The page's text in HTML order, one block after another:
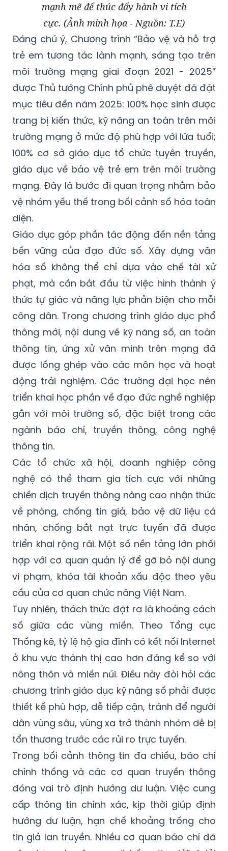
mạnh mẽ để thúc đẩy hành vi tích
cực. (Ảnh minh họa - Nguồn: T.E)
Đáng chú ý, Chương trình “Bảo vệ và hỗ trợ
trẻ em tương tác lành mạnh, sáng tạo trên
môi trường mạng giai đoạn 2021 - 2025”
được Thủ tướng Chính phủ phê duyệt đã đặt
mục tiêu đến năm 2025: 100% học sinh được
trang bị kiến thức, kỹ năng an toàn trên môi
trường mạng ở mức độ phù hợp với lứa tuổi;
100% cơ sở giáo dục tổ chức tuyên truyền,
giáo dục về bảo vệ trẻ em trên môi trường
mạng. Đây là bước đi quan trọng nhằm bảo
vệ nhóm yếu thế trong bối cảnh số hóa toàn
diện.
Giáo dục góp phần tác động đến nền tảng
bền vững của đạo đức số. Xây dựng văn
hóa số không thể chỉ dựa vào chế tài xử
phạt, mà cần bắt đầu từ việc hình thành ý
thức tự giác và năng lực phản biện cho mỗi
công dân. Trong chương trình giáo dục phổ
thông mới, nội dung về kỹ năng số, an toàn
thông tin, ứng xử văn minh trên mạng đã
được lồng ghép vào các môn học và hoạt
động trải nghiệm. Các trường đại học nên
triển khai học phần về đạo đức nghề nghiệp
gắn với môi trường số, đặc biệt trong các
ngành báo chí, truyền thông, công nghệ
thông tin.
Các tổ chức xã hội, doanh nghiệp công
nghệ có thể tham gia tích cực với những
chiến dịch truyền thông nâng cao nhận thức
về phòng, chống tin giả, bảo vệ dữ liệu cá
nhân, chống bắt nạt trực tuyến đã được
triển khai rộng rãi. Một số nền tảng lớn phối
hợp với cơ quan quản lý để gỡ bỏ nội dung
vi phạm, khóa tài khoản xấu độc theo yêu
cầu của cơ quan chức năng Việt Nam.
Tuy nhiên, thách thức đặt ra là khoảng cách
số giữa các vùng miền. Theo Tổng cục
Thống kê, tỷ lệ hộ gia đình có kết nối Internet
ở khu vực thành thị cao hơn đáng kể so với
nông thôn và miền núi. Điều này đòi hỏi các
chương trình giáo dục kỹ năng số phải được
thiết kế phù hợp, dễ tiếp cận, tránh để người
dân vùng sâu, vùng xa trở thành nhóm dễ bị
tổn thương trước các rủi ro trực tuyến.
Trong bối cảnh thông tin đa chiều, báo chí
chính thống và các cơ quan truyền thông
đóng vai trò định hướng dư luận. Việc cung
cấp thông tin chính xác, kịp thời giúp định
hướng dư luận, hạn chế khoảng trống cho
tin giả lan truyền. Nhiều cơ quan báo chí đã